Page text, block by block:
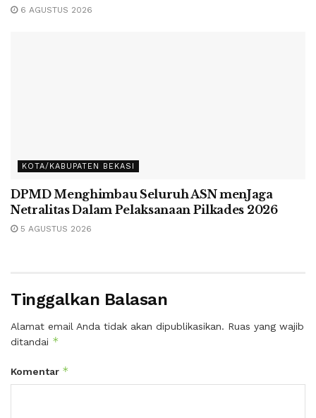
6 AGUSTUS 2026
KOTA/KABUPATEN BEKASI
DPMD Menghimbau Seluruh ASN menJaga
Netralitas Dalam Pelaksanaan Pilkades 2026
5 AGUSTUS 2026
Tinggalkan Balasan
Alamat email Anda tidak akan dipublikasikan. Ruas yang wajib
ditandai *
Komentar *